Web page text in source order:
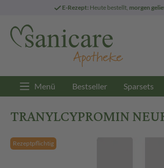
E-Rezept: Heute bestellt, morgen
Menü Bestseller Sparsets
TRANYLCYPROMIN
Rezeptpflichtig